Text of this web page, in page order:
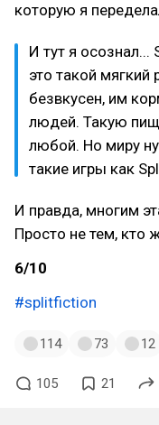
которую я
И тут я осознал...
это такой
безвкусен, им
людей. Такую
любой. Но миру
такие игры как
И правда, многим
Просто не тем, кто
6/10
#splitfiction
114 73 12
105 21